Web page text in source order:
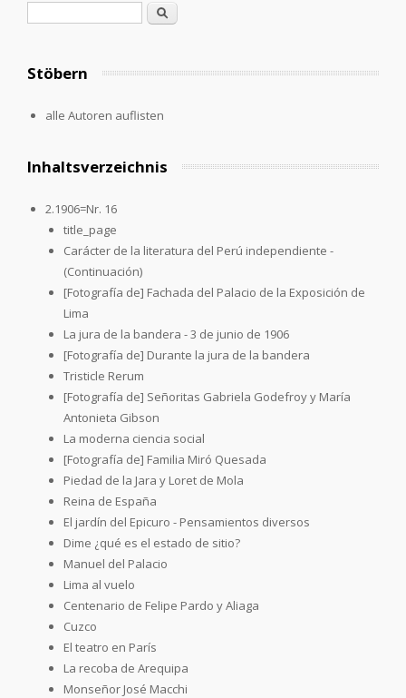
Suche
Stöbern
alle Autoren auflisten
Inhaltsverzeichnis
2.1906=Nr. 16
title_page
Carácter de la literatura del Perú independiente -
(Continuación)
[Fotografía de] Fachada del Palacio de la Exposición de
Lima
La jura de la bandera - 3 de junio de 1906
[Fotografía de] Durante la jura de la bandera
Tristicle Rerum
[Fotografía de] Señoritas Gabriela Godefroy y María
Antonieta Gibson
La moderna ciencia social
[Fotografía de] Familia Miró Quesada
Piedad de la Jara y Loret de Mola
Reina de España
El jardín del Epicuro - Pensamientos diversos
Dime ¿qué es el estado de sitio?
Manuel del Palacio
Lima al vuelo
Centenario de Felipe Pardo y Aliaga
Cuzco
El teatro en París
La recoba de Arequipa
Monseñor José Macchi